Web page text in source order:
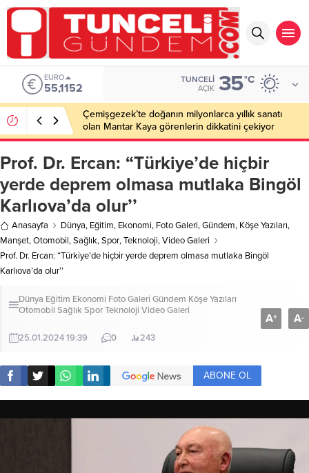
EURO
55,1152
TUNCELI
AÇIK 35°C
Çemişgezek’te doğanın milyonlarca yıllık sanatı
olan Mantar Kaya görenlerin dikkatini çekiyor
Prof. Dr. Ercan: “Türkiye’de hiçbir
yerde deprem olmasa mutlaka Bingöl
Karlıova’da olur’’
Anasayfa Dünya, Eğitim, Ekonomi, Foto Galeri,Gündem, Köşe Yazıları,
Manşet,Otomobil,Sağlık,Spor,Teknoloji,Video Galeri
Prof. Dr. Ercan: “Türkiye’de hiçbir yerde deprem olmasa mutlaka Bingöl
Karlıova’da olur’’
Dünya Eğitim Ekonomi Foto Galeri Gündem Köşe Yazıları
Otomobil SağlıkSporTeknoloji Video Galeri
25.01.2024 19:39 0 243
A+ A-
ABONE OL